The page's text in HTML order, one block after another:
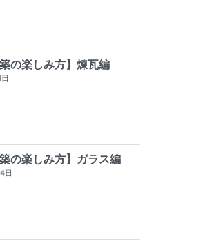
築の楽しみ方】煉瓦編
築の楽しみ方】ガラス編
日